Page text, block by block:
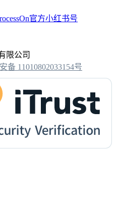
限公司
备 11010802033154号